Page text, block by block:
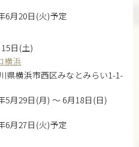
6月20日(火)予定
日(土)
横浜
県横浜市西区みなとみらい1-1-
5月29日(月) ～ 6月18日(日)
6月27日(火)予定